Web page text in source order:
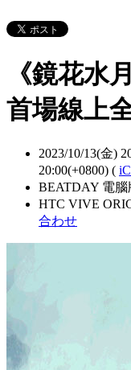
《鏡花水
首場線上
2023/10/13(金)
20:00(+0800) (
BEATDAY 電腦
HTC VIVE
合わせ